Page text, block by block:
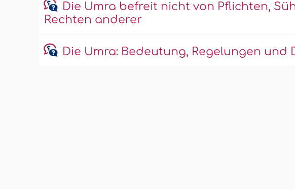
Die Umra befreit nicht von Pflichten,
Rechten anderer
Die Umra: Bedeutung, Regelungen und